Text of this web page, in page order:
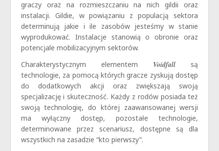
graczy oraz na rozmieszczaniu na nich gildii oraz
instalacji. Gildie, w powiązaniu z populacją sektora
determinują jakie i ile zasobów jesteśmy w stanie
wyprodukować. Instalacje stanowią o obronie oraz
potencjale mobilizacyjnym sektorów.
Charakterystycznym elementem Voidfall
są
technologie, za pomocą których gracze zyskują dostęp
do dodatkowych akcji oraz zwiększają swoją
specjalizację i skuteczność. Każdy z rodów posiada też
swoją technologię, do której zaawansowanej wersji
ma wyłączny dostęp, pozostałe technologie,
determinowane przez scenariusz, dostępne są dla
wszystkich na zasadzie “kto pierwszy”.